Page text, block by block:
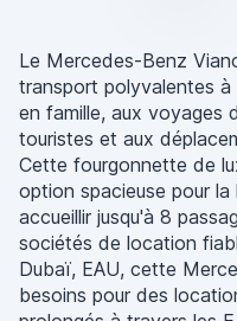
Le Mercedes-Benz
transport polyvalentes
en famille, aux voyages
touristes et aux
Cette fourgonnette de
option spacieuse pour
accueillir jusqu'à 8
sociétés de location
Dubaï, EAU, cette
besoins pour des